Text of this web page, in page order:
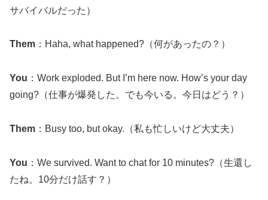
サバイバルだった）
Them ：Haha, what happened?（何があったの？）
You ：Work exploded. But I’m here now. How’s your day
going?（仕事が爆発した。でも今いる。今日はどう？）
Them ：Busy too, but okay.（私も忙しいけど大丈夫）
You ：We survived. Want to chat for 10 minutes?（生還し
たね。10分だけ話す？）